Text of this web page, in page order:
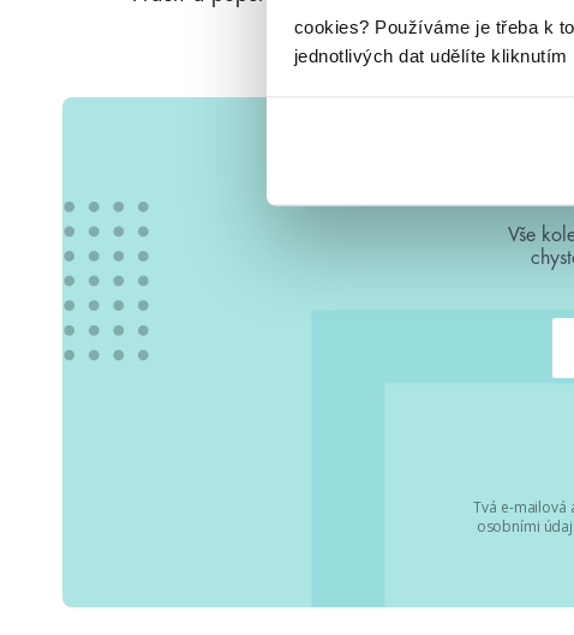
cookies? Používáme je třeba k
jednotlivých dat udělíte kliknutím
Vše
Tvá e-mailová
osobními